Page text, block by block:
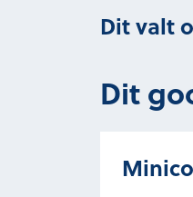
Dit valt
Dit